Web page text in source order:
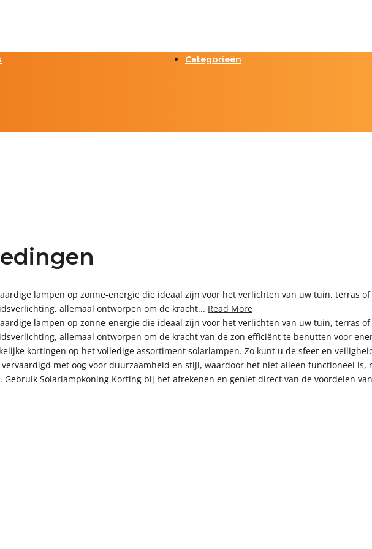
Categorieën
lampen op zonne-energie die ideaal zijn voor het verlichten van uw tuin, terras
allemaal ontworpen om de kracht... Read More
lampen op zonne-energie die ideaal zijn voor het verlichten van uw tuin, terras
allemaal ontworpen om de kracht van de zon efficiënt te benutten voor
kortingen op het volledige assortiment solarlampen. Zo kunt u de sfeer en
met oog voor duurzaamheid en stijl, waardoor het niet alleen functioneel is,
Solarlampkoning Korting bij het afrekenen en geniet direct van de voordelen